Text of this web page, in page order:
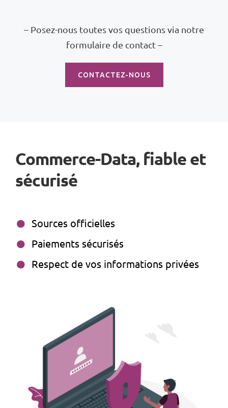
– Posez-nous toutes vos questions via notre
formulaire de contact –
CONTACTEZ-NOUS
Commerce-Data, fiable et
sécurisé
Sources officielles
Paiements sécurisés
Respect de vos informations privées